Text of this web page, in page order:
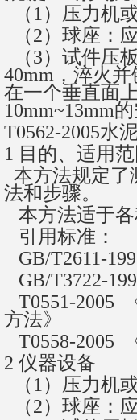
（1）压力机
（2）球座：
（3）试件压
40mm，淬火
在一个垂直面
10mm~13mm
T0562-2005水
1 目的、适用
本方法规定了
法和步骤。
本方法适于
引用标准：
GB/T2611-
GB/T3722-
T0551-2005
方法》
T0558-2005
2 仪器设备
（1）压力机
（2）球座：